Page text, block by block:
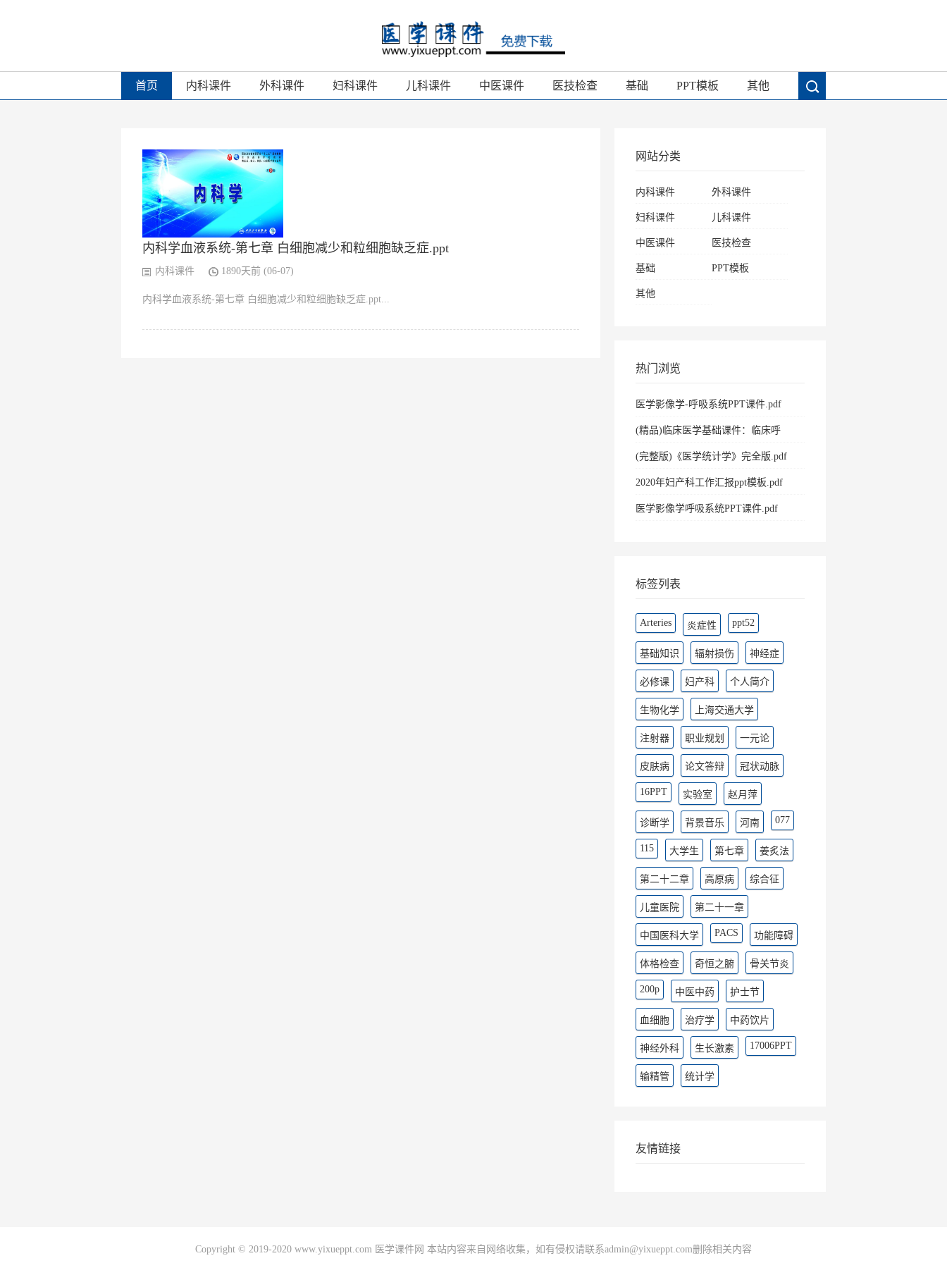
首页 内科课件 外科课件 妇科课件 儿科课件 中医课件 医技检查 基础 PPT模板 其他
内科学血液系统-第七章 白细胞减少和粒细胞缺乏症.ppt
内科课件 1890天前 (06-07)
内科学血液系统-第七章 白细胞减少和粒细胞缺乏症.ppt...
网站分类
内科课件 外科课件
妇科课件 儿科课件
中医课件 医技检查
基础 PPT模板
其他
热门浏览
医学影像学-呼吸系统PPT课件.pdf
(精品)临床医学基础课件：临床呼
(完整版)《医学统计学》完全版.pdf
2020年妇产科工作汇报ppt模板.pdf
医学影像学呼吸系统PPT课件.pdf
标签列表
Arteries 炎症性 ppt52
基础知识 辐射损伤 神经症
必修课 妇产科 个人简介
生物化学 上海交通大学
注射器 职业规划 一元论
皮肤病 论文答辩 冠状动脉
16PPT 实验室 赵月萍
诊断学 背景音乐 河南 077
115 大学生 第七章 姜炙法
第二十二章 高原病 综合征
儿童医院 第二十一章
中国医科大学 PACS 功能障碍
体格检查 奇恒之腑 骨关节炎
200p 中医中药 护士节
血细胞 治疗学 中药饮片
神经外科 生长激素 17006PPT
输精管 统计学
友情链接
Copyright © 2019-2020 www.yixueppt.com 医学课件网 本站内容来自网络收集，如有侵权请联系admin@yixueppt.com删除相关内容